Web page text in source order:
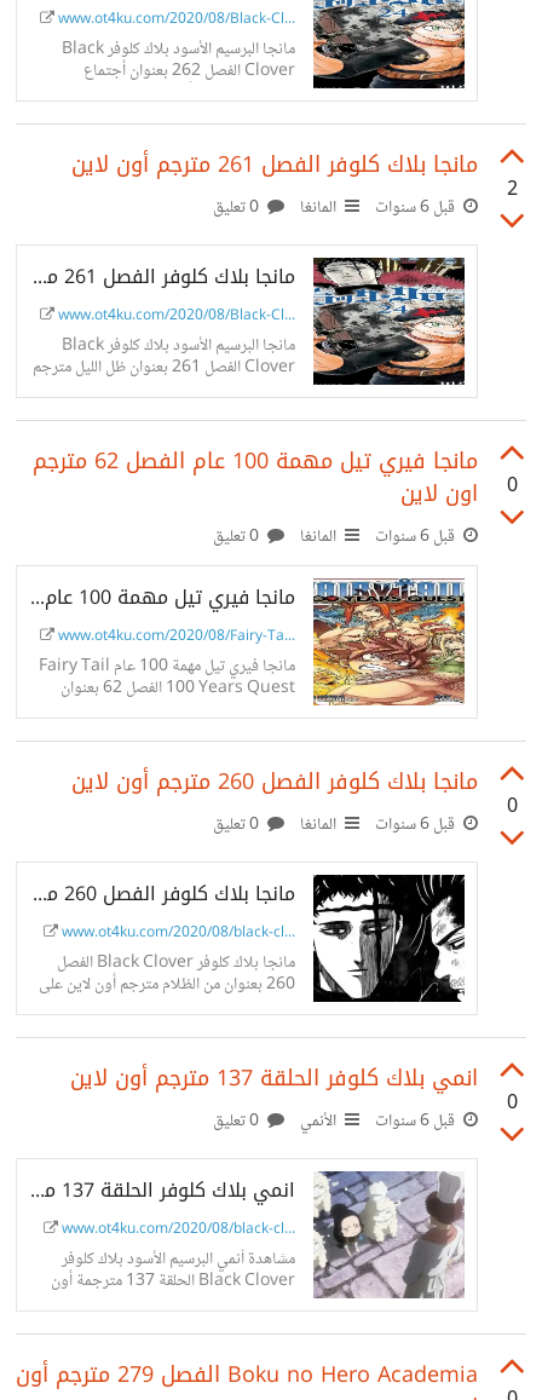
www.ot4ku.com/2020/08/Black-Cl...
مانجا البرسيم الأسود بلاك كلوفر Black
Clover الفصل 262 بعنوان أجتماع
2
مانجا بلاك كلوفر الفصل 261 مترجم أون لاين
قبل 6 سنوات المانغا
مانجا بلاك كلوفر الفصل 261 مترجم أون لاين
www.ot4ku.com/2020/08/Black-Cl...
مانجا البرسيم الأسود بلاك كلوفر Black
Clover الفصل 261 بعنوان ظل الليل مترجم
0
مانجا فيري تيل مهمة 100 عام الفصل 62 مترجم
اون لاين
قبل 6 سنوات المانغا
مانجا فيري تيل مهمة 100 عام الفصل 62 مترجم اون لاين
www.ot4ku.com/2020/08/Fairy-Ta...
مانجا فيري تيل مهمة 100 عام Fairy Tail
100 Years Quest الفصل 62 بعنوان
0
مانجا بلاك كلوفر الفصل 260 مترجم أون لاين
قبل 6 سنوات المانغا
مانجا بلاك كلوفر الفصل 260 مترجم أون لاين
www.ot4ku.com/2020/08/black-cl...
مانجا بلاك كلوفر Black Clover الفصل
260 بعنوان من الظلام مترجم أون لاين على
0
انمي بلاك كلوفر الحلقة 137 مترجم أون لاين
قبل 6 سنوات الأنمي
انمي بلاك كلوفر الحلقة 137 مترجم أون لاين
www.ot4ku.com/2020/08/black-cl...
مشاهدة أنمي البرسيم الأسود بلاك كلوفر
Black Clover الحلقة 137 مترجمة أون
Boku no Hero Academia الفصل 279 مترجم أون